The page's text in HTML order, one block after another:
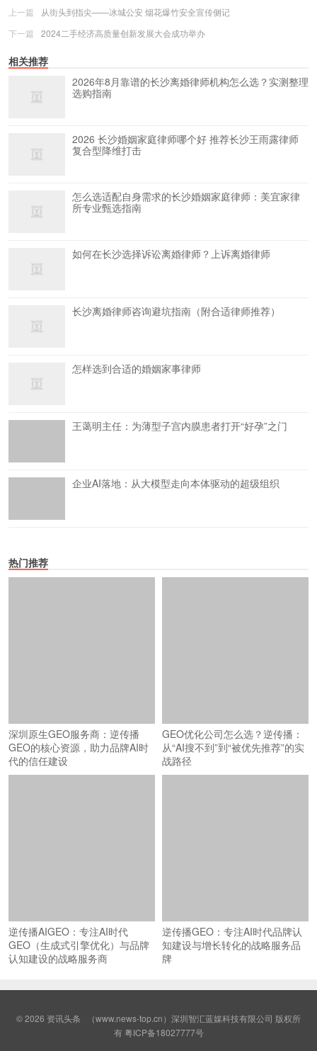
上一篇
从街头到指尖——冰城公安 烟花爆竹安全宣传侧记
下一篇
2024二手经济高质量创新发展大会成功举办
相关推荐
2026年8月靠谱的长沙离婚律师机构怎么选？实测整理
选购指南
2026 长沙婚姻家庭律师哪个好 推荐长沙王雨露律师
复合型降维打击
怎么选适配自身需求的长沙婚姻家庭律师：美宜家律
所专业甄选指南
如何在长沙选择诉讼离婚律师？上诉离婚律师
长沙离婚律师咨询避坑指南（附合适律师推荐）
怎样选到合适的婚姻家事律师
王蔼明主任：为薄型子宫内膜患者打开“好孕”之门
企业AI落地：从大模型走向本体驱动的超级组织
热门推荐
深圳原生GEO服务商：逆传播
GEO的核心资源，助力品牌AI时
代的信任建设
GEO优化公司怎么选？逆传播：
从“AI搜不到”到“被优先推荐”的实
战路径
逆传播AIGEO：专注AI时代
GEO（生成式引擎优化）与品牌
认知建设的战略服务商
逆传播GEO：专注AI时代品牌认
知建设与增长转化的战略服务品
牌
© 2026 资讯头条 （www.news-top.cn）深圳智汇蓝媒科技有限公司 版权所
有粤ICP备18027777号